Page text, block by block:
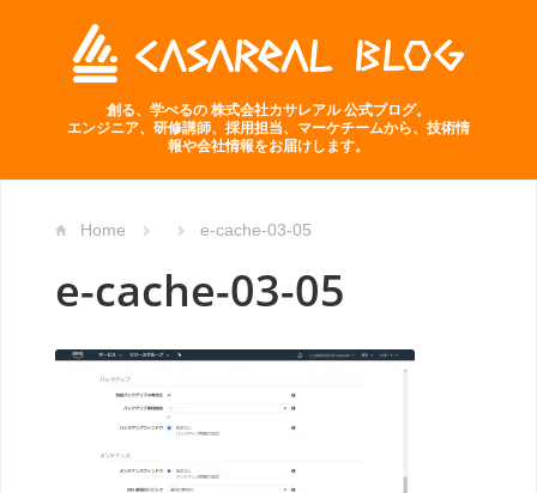
創る、学べるの 株式会社カサレアル 公式ブログ。
エンジニア、研修講師、採用担当、マーケチームから、技術情
報や会社情報をお届けします。
Home e-cache-03-05
e-cache-03-05